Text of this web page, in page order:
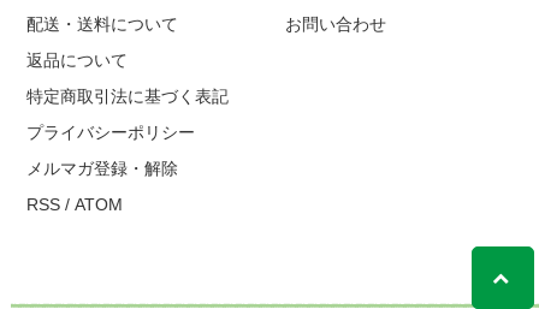
配送・送料について
返品について
特定商取引法に基づく表記
プライバシーポリシー
メルマガ登録・解除
RSS /ATOM
お問い合わせ